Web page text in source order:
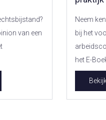
van een
Neem
bij het
het E-